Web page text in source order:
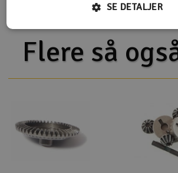
Flere så
SE DETALJER